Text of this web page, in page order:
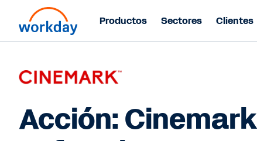
Productos Sectores Clientes
Acción: Cinemark